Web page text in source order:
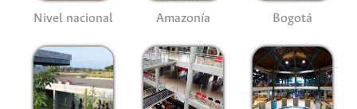
Nivel nacional Amazonía Bogotá